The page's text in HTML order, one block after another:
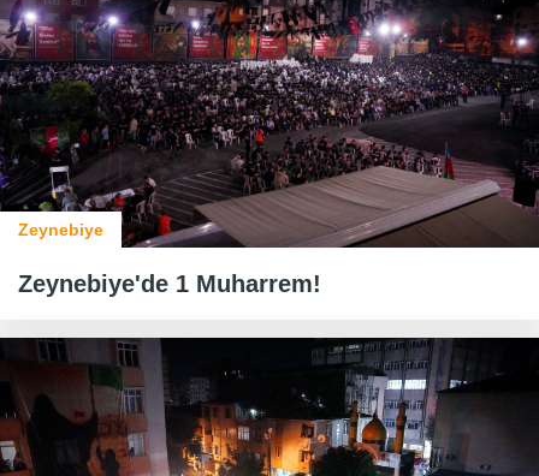
Zeynebiye
Zeynebiye'de 1 Muharrem!